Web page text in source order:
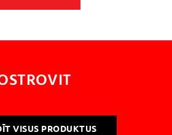
VISUS PRODUKTUS